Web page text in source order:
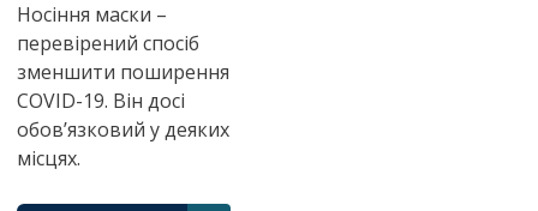
Носіння маски –
перевірений спосіб
зменшити поширення
COVID-19. Він досі
обов’язковий у деяких
місцях.